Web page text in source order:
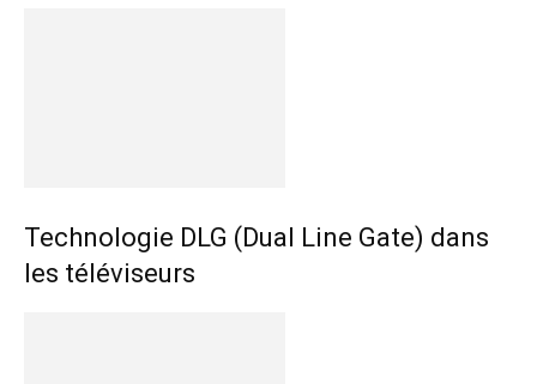
Technologie DLG (Dual Line Gate) dans
les téléviseurs